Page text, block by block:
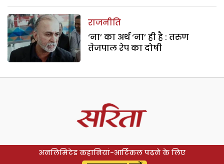
राजनीति
‘ना’ का अर्थ ‘ना’ ही है : तरुण
तेजपाल रेप का दोषी
अनलिमिटेड कहानियां-आर्टिकल पढ़ने के लिए